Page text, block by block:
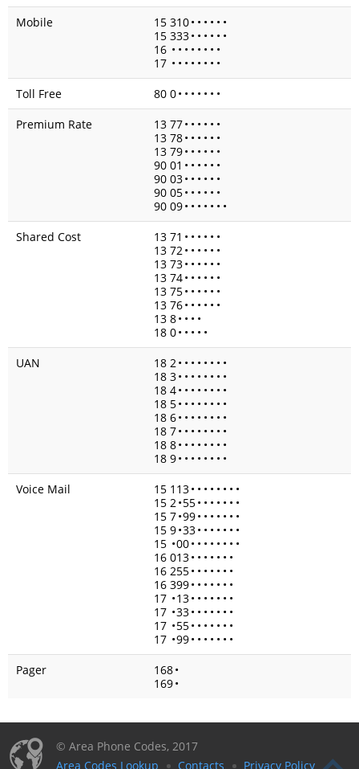
Mobile
15 310• • • • • •
15 333• • • • • •
16 • • • • • • • •
17 • • • • • • • •
Toll Free
80 0• • • • • • •
Premium Rate
13 77• • • • • •
13 78• • • • • •
13 79• • • • • •
90 01 • • • • • •
90 03• • • • • •
90 05• • • • • •
90 09• • • • • • •
Shared Cost
13 71 • • • • • •
13 72• • • • • •
13 73• • • • • •
13 74• • • • • •
13 75• • • • • •
13 76• • • • • •
13 8• • • •
18 0• • • • •
UAN
18 2• • • • • • • •
18 3• • • • • • • •
18 4• • • • • • • •
18 5• • • • • • • •
18 6• • • • • • • •
18 7• • • • • • • •
18 8• • • • • • • •
18 9• • • • • • • •
Voice Mail
15 113• • • • • • • •
15 2•55• • • • • • •
15 7•99• • • • • • •
15 9•33• • • • • • •
15 •00• • • • • • • •
16 013• • • • • • •
16 255• • • • • • •
16 399• • • • • • •
17 •13• • • • • • •
17 •33• • • • • • •
17 •55• • • • • • •
17 •99• • • • • • •
Pager
168•
169•
© Area Phone Codes, 2017
Area Codes Lookup
Contacts Privacy Policy